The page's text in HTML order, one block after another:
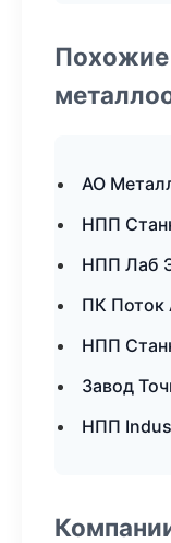
Похожие
АО
НПП
НПП Лаб
ПК Поток
НПП
Завод
НПП